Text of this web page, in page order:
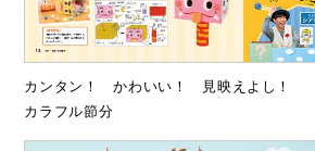
カンタン！ かわいい！ 見映えよし！
カラフル節分